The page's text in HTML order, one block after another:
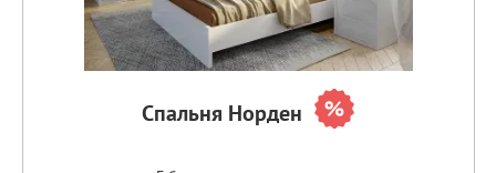
Спальня Норден